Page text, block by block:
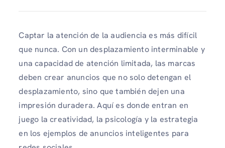
Captar la atención de la audiencia es más difícil
que nunca. Con un desplazamiento interminable y
una capacidad de atención limitada, las marcas
deben crear anuncios que no solo detengan el
desplazamiento, sino que también dejen una
impresión duradera. Aquí es donde entran en
juego la creatividad, la psicología y la estrategia
en los ejemplos de anuncios inteligentes para